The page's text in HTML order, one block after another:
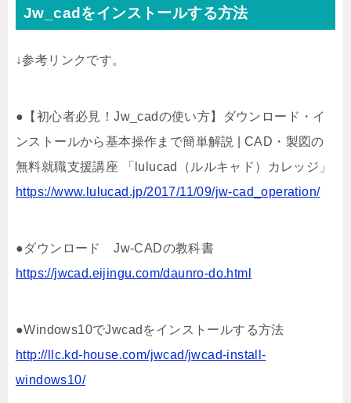
Jw_cadをインストールする方法
↓参考リンクです。
●【初心者必見！Jw_cadの使い方】ダウンロード・イ
ンストールから基本操作まで簡単解説 | CAD・製図の
無料就職支援講座 「lulucad（ルルキャド）カレッジ」
https://www.lulucad.jp/2017/11/09/jw-cad_operation/
●ダウンロード Jw-CADの教科書
https://jwcad.eijingu.com/daunro-do.html
●Windows10でJwcadをインストールする方法
http://llc.kd-house.com/jwcad/jwcad-install-
windows10/